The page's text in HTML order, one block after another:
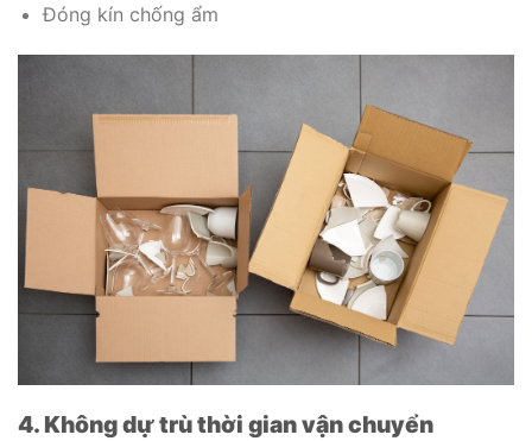
Đóng kín chống ẩm
4. Không dự trù thời gian vận chuyển